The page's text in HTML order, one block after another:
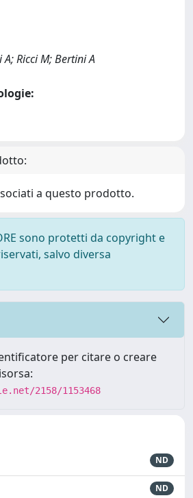
Ricci M; Bertini A
a questo prodotto.
sono protetti da copyright e
salvo diversa
per citare o creare
2158/1153468
ND
ND